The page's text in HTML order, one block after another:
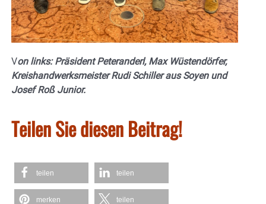
Von links: Präsident Peteranderl, Max Wüstendörfer,
Kreishandwerksmeister Rudi Schiller aus Soyen und
Josef Roß Junior.
Teilen Sie diesen Beitrag!
teilen teilen
merken teilen